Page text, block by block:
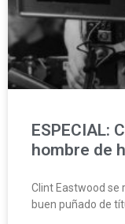
ESPECIAL:
hombre de
Clint Eastwood se
buen puñado de